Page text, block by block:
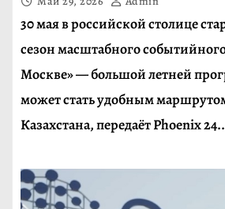
30 мая в российской столице
сезон масштабного
Москве» — большой летней
может стать удобным
Казахстана, передаёт Phoenix